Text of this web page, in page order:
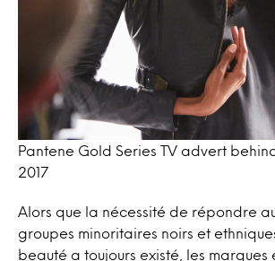
Pantene Gold Series TV advert
2017
Alors que la nécessité de répondre
groupes minoritaires noirs et
beauté a toujours existé, les marques